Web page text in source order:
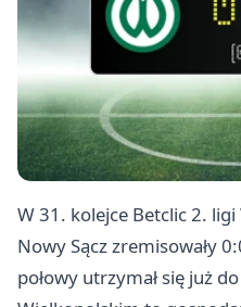
W 31. kolejce Betclic 2. ligi
Nowy Sącz zremisowały
połowy utrzymał się już